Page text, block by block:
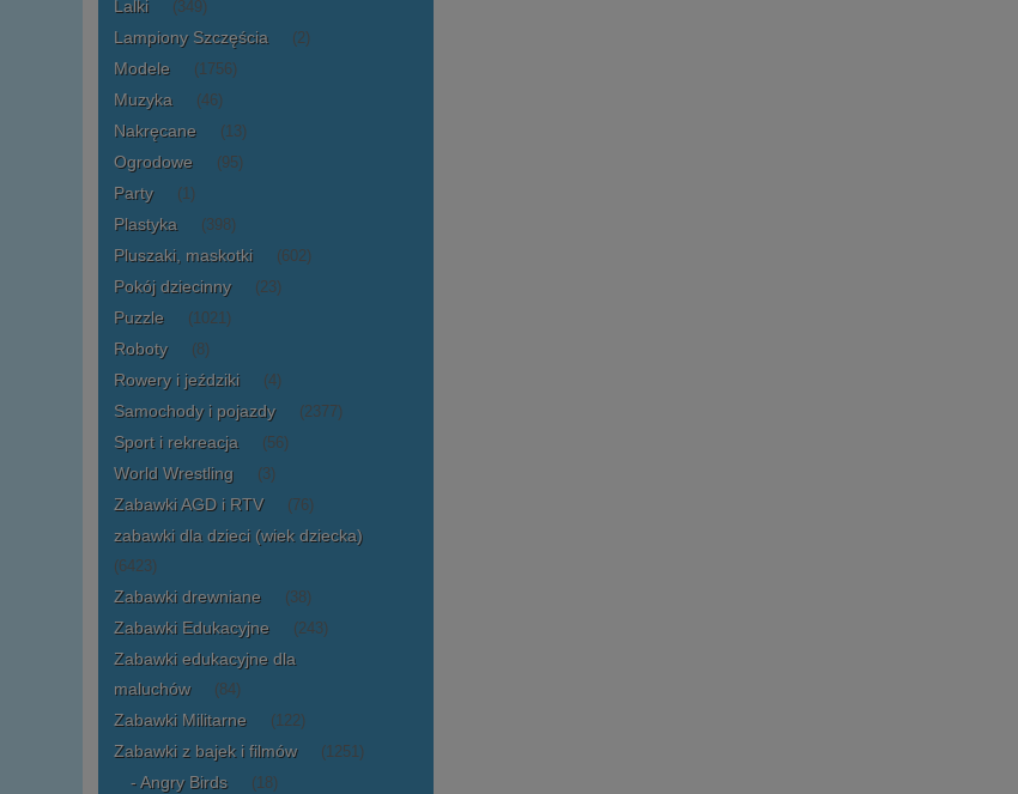
Lalki (349)
Lampiony Szczęścia (2)
Modele (1756)
Muzyka (46)
Nakręcane (13)
Ogrodowe (95)
Party (1)
Plastyka (398)
Pluszaki, maskotki (602)
Pokój dziecinny (23)
Puzzle (1021)
Roboty (8)
Rowery i jeździki (4)
Samochody i pojazdy (2377)
Sport i rekreacja (56)
World Wrestling (3)
Zabawki AGD i RTV (76)
zabawki dla dzieci (wiek dziecka)
(6423)
Zabawki drewniane (38)
Zabawki Edukacyjne (243)
Zabawki edukacyjne dla
maluchów
(84)
Zabawki Militarne (122)
Zabawki z bajek i filmów (1251)
Angry Birds (18)